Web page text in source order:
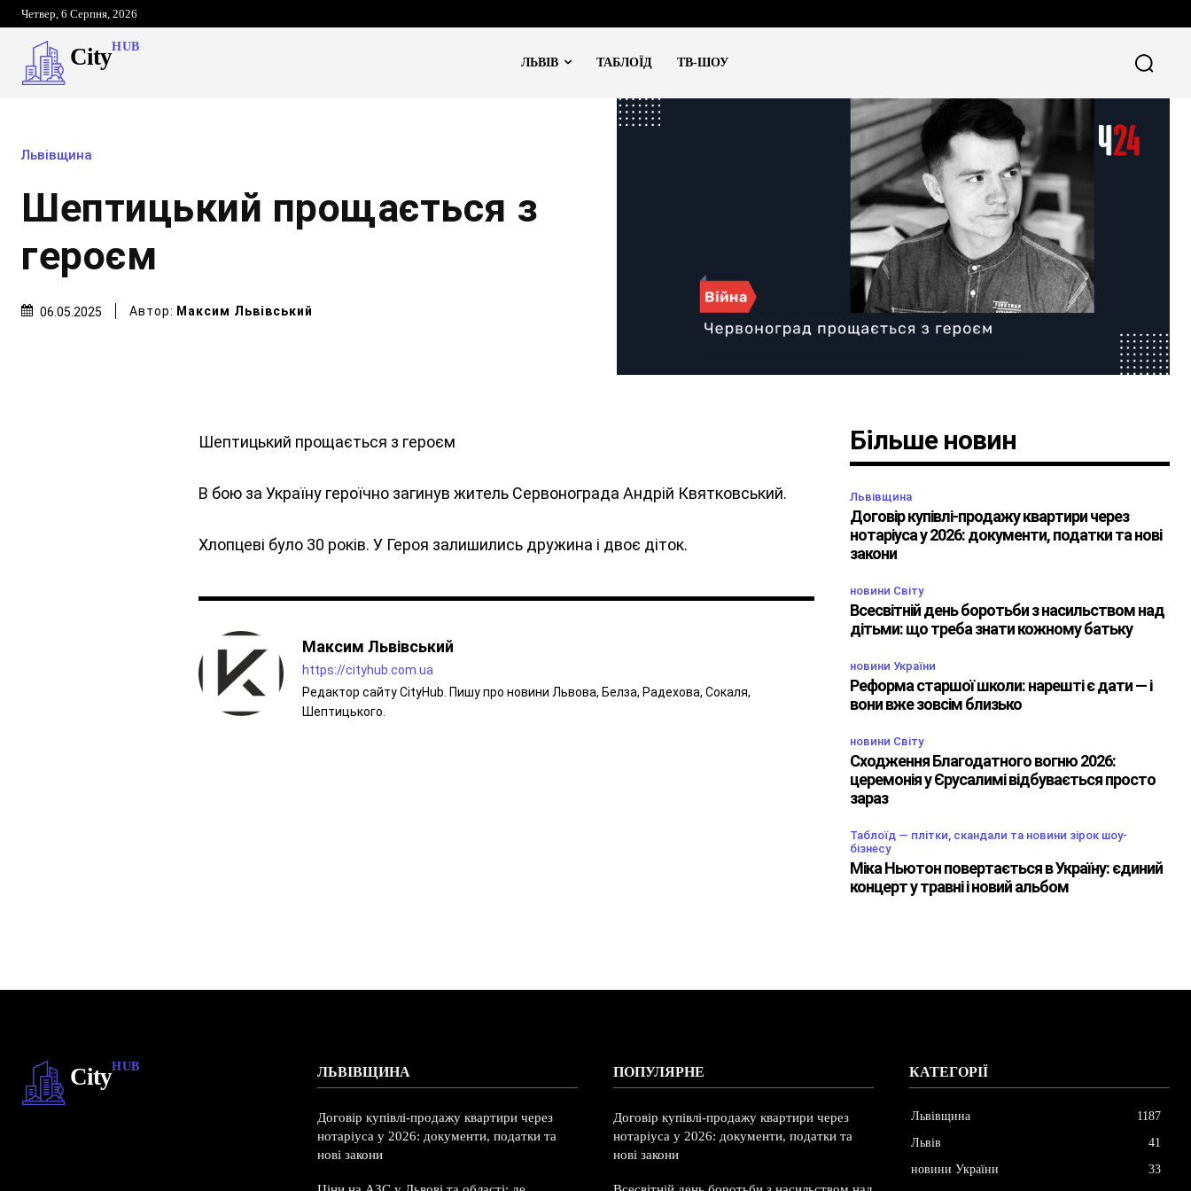
Четвер, 6 Серпня, 2026
CityHUB
ЛЬВІВ
ТАБЛОЇД ТВ-ШОУ
Львівщина
Шептицький прощається з
героєм
06.05.2025 Автор: Максим Львівський
Шептицький прощається з героєм
В бою за Україну героїчно загинув житель Сервонограда Андрій Квятковський.
Хлопцеві було 30 років. У Героя залишились дружина і двоє діток.
Максим Львівський
https://cityhub.com.ua
Редактор сайту CityHub. Пишу про новини Львова, Белза, Радехова, Сокаля,
Шептицького.
Більше новин
Львівщина
Договір купівлі-продажу квартири через
нотаріуса у 2026: документи, податки та нові
закони
новини Світу
Всесвітній день боротьби з насильством над
дітьми: що треба знати кожному батьку
новини України
Реформа старшої школи: нарешті є дати — і
вони вже зовсім близько
новини Світу
Сходження Благодатного вогню 2026:
церемонія у Єрусалимі відбувається просто
зараз
Таблоїд — плітки, скандали та новини зірок шоу-
бізнесу
Міка Ньютон повертається в Україну: єдиний
концерт у травні і новий альбом
CityHUB ЛЬВІВЩИНА
Договір купівлі-продажу квартири через
нотаріуса у 2026: документи, податки та
нові закони
ПОПУЛЯРНЕ
Договір купівлі-продажу квартири через
нотаріуса у 2026: документи, податки та
нові закони
КАТЕГОРІЇ
Львівщина
1187
Львів
41
новини України
33